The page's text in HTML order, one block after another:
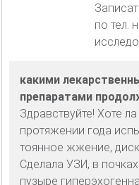
по тел.
какими
препаратами
Здравствуйте! Хоте
протяжении года
тоянное жжение,
Сделала УЗИ, в
пузыре